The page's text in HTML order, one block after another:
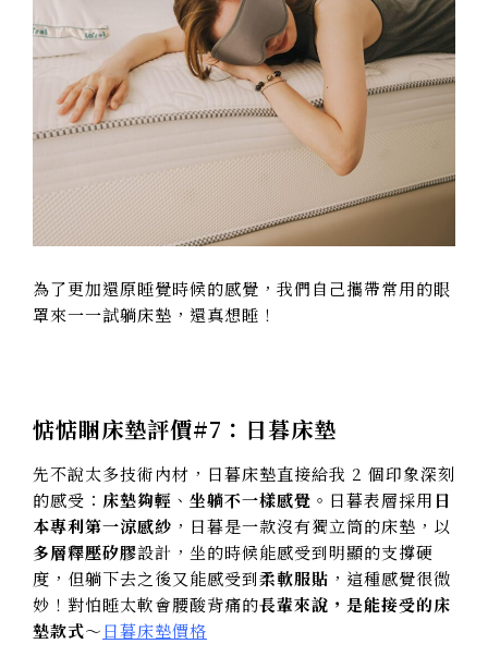
為了更加還原睡覺時候的感覺，我們自己攜帶常用的眼
罩來一一試躺床墊，還真想睡！
惦惦睏床墊評價#7：日暮床墊
先不說太多技術內材，日暮床墊直接給我 2 個印象深刻
的感受： 床墊夠輕 、 坐躺不一樣感覺 。日暮表層採用 日
本專利第一涼感紗 ，日暮是一款沒有獨立筒的床墊，以
多層釋壓矽膠設計，坐的時候能感受到明顯的支撐硬
度，但躺下去之後又能感受到柔軟服貼 ，這種感覺很微
妙！對怕睡太軟會腰酸背痛的長輩來說，是能接受的床
墊款式～日暮床墊價格